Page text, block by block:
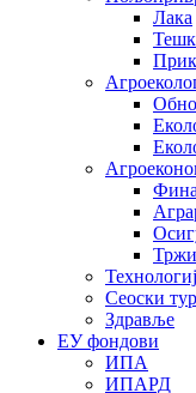
Лака
Сеоски
Здравље
ЕУ фондови
ИПА
ИПАРД